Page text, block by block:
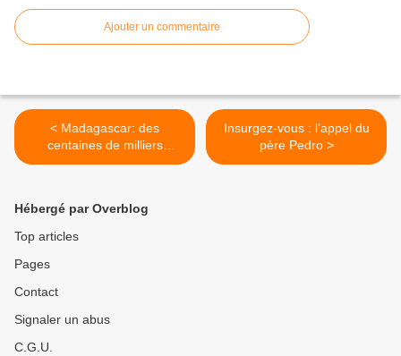
Ajouter un commentaire
< Madagascar: des
centaines de milliers
d'enfants victimes de
Insurgez-vous : l’appel du
père Pedro >
Hébergé par Overblog
Top articles
Pages
Contact
Signaler un abus
C.G.U.